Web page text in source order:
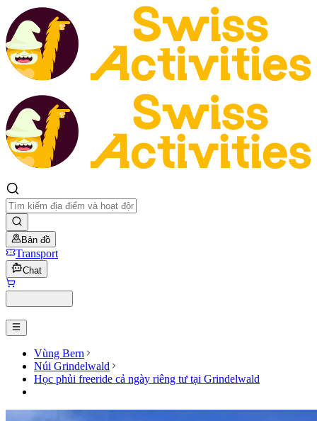
Bản đồ
Transport
Chat
Vùng Bern
Núi Grindelwald
Học phủi freeride cả ngày riêng tư tại Grindelwald